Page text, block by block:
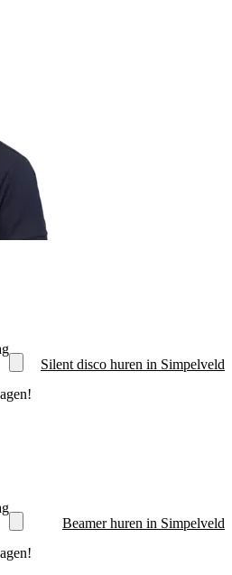
Silent disco huren in Simpelveld
Beamer huren in Simpelveld